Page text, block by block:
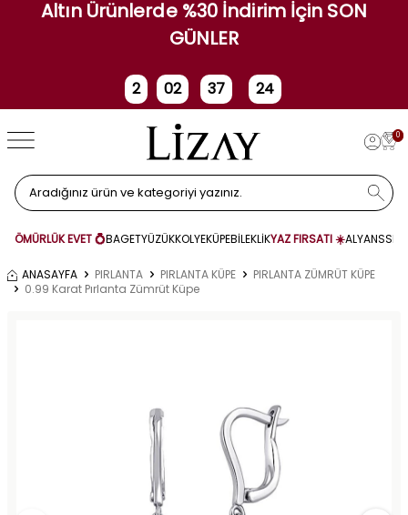
Altın Ürünlerde %30 İndirim İçin SON
GÜNLER
2
Gün
02
Saat
37 23
0
ÖMÜRLÜK EVET 💍BAGETYÜZÜKKOLYEKÜPEBİLEKLİKYAZ FIRSATI ☀️ALYANS
ANASAYFA PIRLANTA PIRLANTA KÜPE
PIRLANTA ZÜMRÜT KÜPE
0.99 Karat Pırlanta Zümrüt Küpe